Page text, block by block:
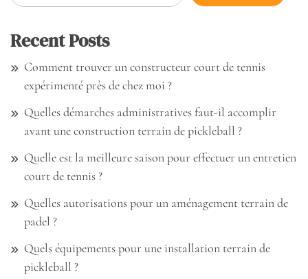
Recent Posts
Comment trouver un constructeur court de tennis
expérimenté près de chez moi ?
Quelles démarches administratives faut-il accomplir
avant une construction terrain de pickleball ?
Quelle est la meilleure saison pour effectuer un entretien
court de tennis ?
Quelles autorisations pour un aménagement terrain de
padel ?
Quels équipements pour une installation terrain de
pickleball ?